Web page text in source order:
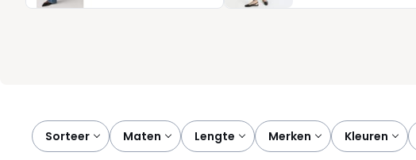
Sorteer
maten lengte merken kleuren